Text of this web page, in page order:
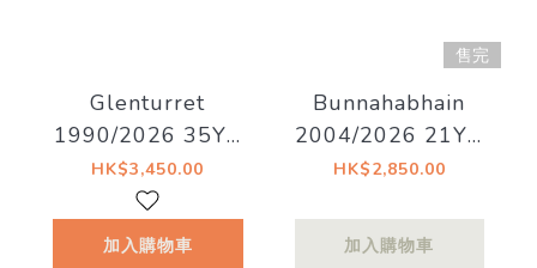
Glenturret
1990/2026 35YO
Refill Hogshead
41.5% Decadent
Drinks -
HK$3,450.00
加入購物車
售完
Bunnahabhain
2004/2026 21YO
55% Decadent
HK$2,850.00
加入購物車